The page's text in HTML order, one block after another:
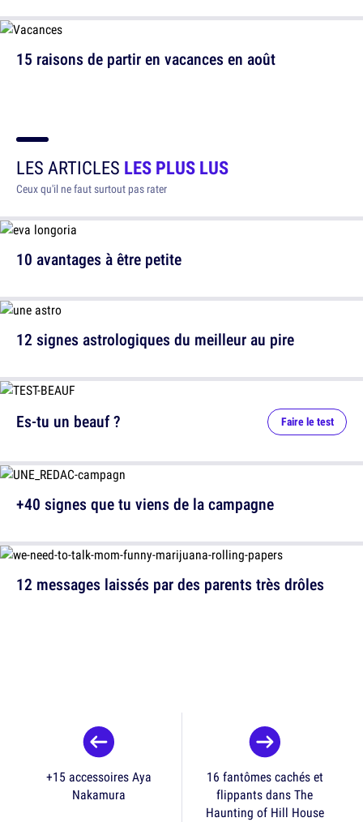
15 raisons de partir en vacances en août
LES ARTICLES LES PLUS LUS
Ceux qu'il ne faut surtout pas rater
10 avantages à être petite
12 signes astrologiques du meilleur au pire
12 messages laissés par des parents très drôles
Es-tu un beauf ? Faire le test
+40 signes que tu viens de la campagne
+15 accessoires Aya
Nakamura
16 fantômes cachés et
flippants dans The
Haunting of Hill House